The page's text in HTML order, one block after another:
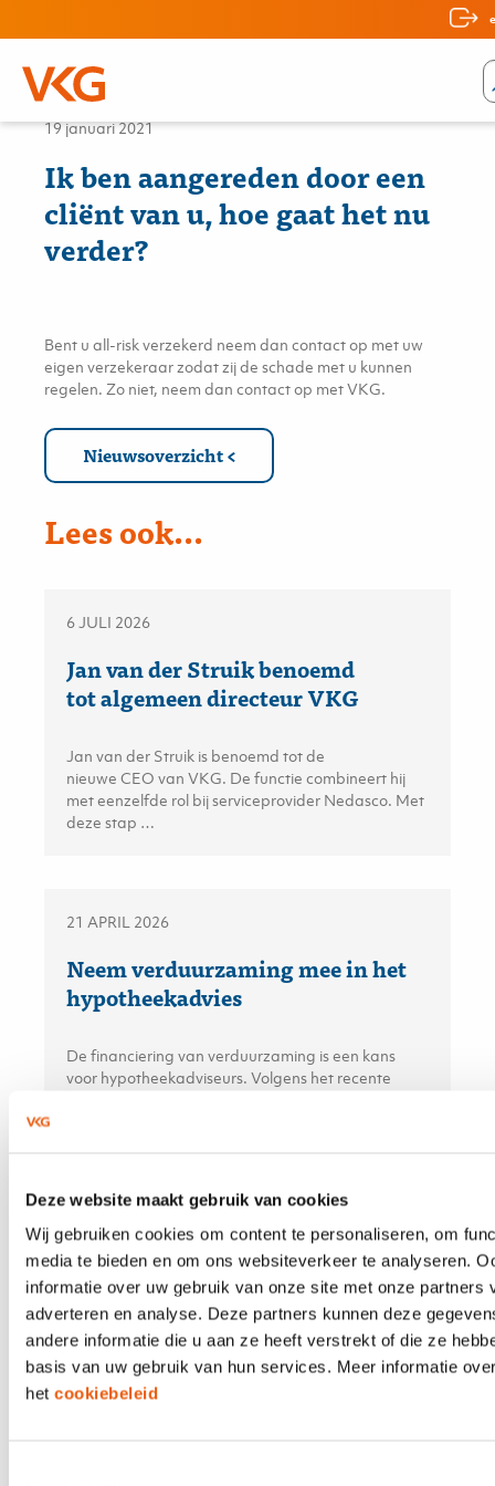
Deze website maakt gebruik van cookies
Wij gebruiken cookies om content te personaliseren, om
media te bieden en om ons websiteverkeer te analyseren.
informatie over uw gebruik van onze site met onze partners
adverteren en analyse. Deze partners kunnen deze
andere informatie die u aan ze heeft verstrekt of die ze
basis van uw gebruik van hun services. Meer informatie
het cookiebeleid
Nieuws
19 januari 2021
Ik ben aangereden door een
cliënt van u, hoe gaat het nu
verder?
Bent u all-risk verzekerd neem dan contact op met uw
eigen verzekeraar zodat zij de schade met u kunnen
regelen. Zo niet, neem dan contact op met VKG.
Nieuwsoverzicht
Lees ook...
6 JULI 2026
Jan van der Struik benoemd
tot algemeen directeur VKG
Jan van der Struik is benoemd tot de
nieuwe CEO van VKG. De functie combineert hij
met eenzelfde rol bij serviceprovider Nedasco. Met
deze stap …
21 APRIL 2026
Neem verduurzaming mee in het
hypotheekadvies
De financiering van verduurzaming is een kans
voor hypotheekadviseurs. Volgens het recente
21 APRIL 2026
Aplaza en Solera; maar dan écht
eenvoudig
De integratie van Aplaza en Solera/TIME is in